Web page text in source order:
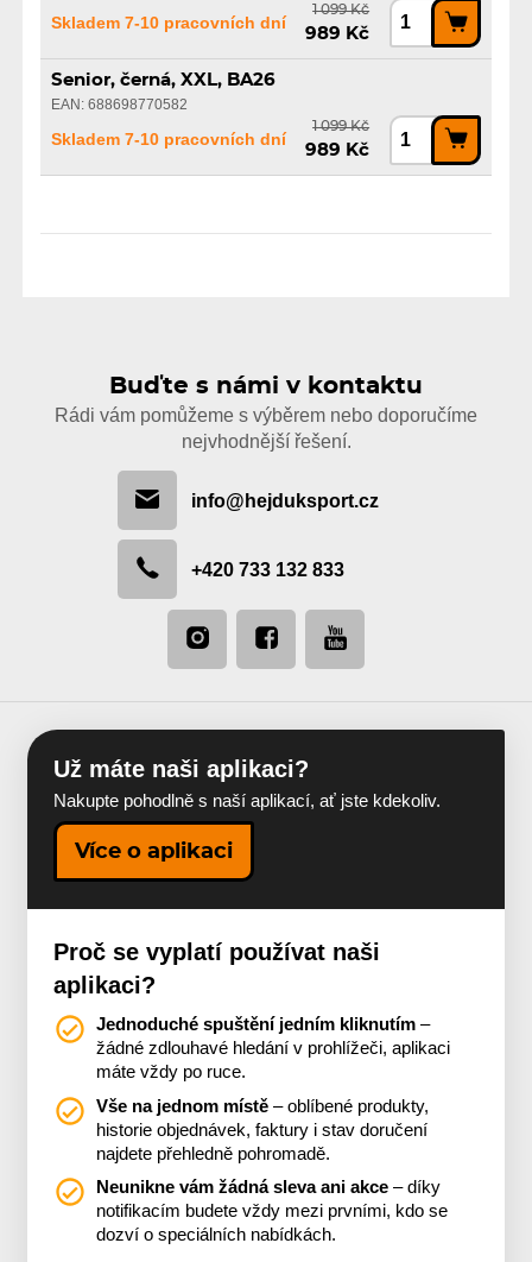
Skladem 7-10 pracovních dní
1 099 Kč
989 Kč
Senior, černá, XXL, BA26
EAN: 688698770582
Skladem 7-10 pracovních dní
1 099 Kč
989 Kč
Buďte s námi v kontaktu
Rádi vám pomůžeme s výběrem nebo doporučíme
nejvhodnější řešení.
info@hejduksport.cz
+420 733 132 833
Už máte naši aplikaci?
Nakupte pohodlně s naší aplikací, ať jste kdekoliv.
Více o aplikaci
Proč se vyplatí používat naši
aplikaci?
Jednoduché spuštění jedním kliknutím –
žádné zdlouhavé hledání v prohlížeči, aplikaci
máte vždy po ruce.
Vše na jednom místě – oblíbené produkty,
historie objednávek, faktury i stav doručení
najdete přehledně pohromadě.
Neunikne vám žádná sleva ani akce – díky
notifikacím budete vždy mezi prvními, kdo se
dozví o speciálních nabídkách.